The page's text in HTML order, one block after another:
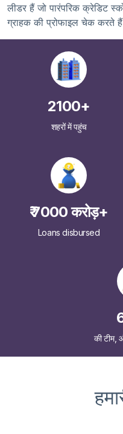
लीडर हैं जो पारंपरिक क्रेडिट
ग्राहक की प्रोफाइल चेक करते
2100+
शहरों में पहुंच
₹ 7000 करोड़+
Loans disbursed
की टीम,